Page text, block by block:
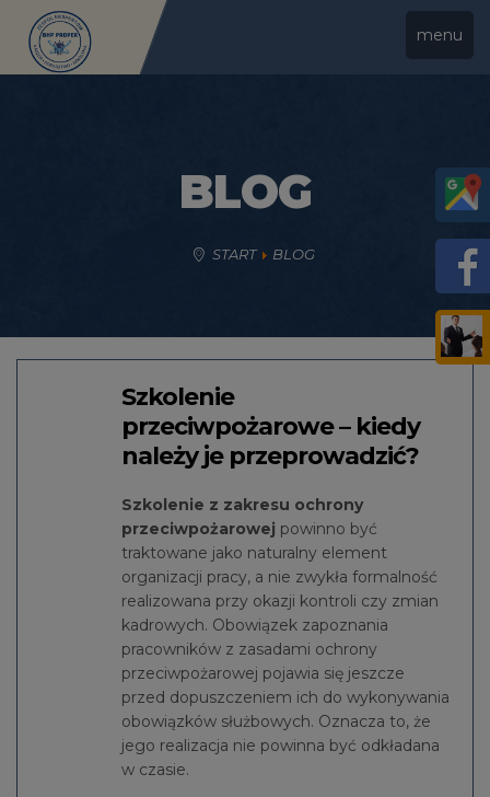
menu
BLOG
START BLOG
Szkolenie
przeciwpożarowe – kiedy
należy je przeprowadzić?
Szkolenie z zakresu ochrony
przeciwpożarowej powinno być
traktowane jako naturalny element
organizacji pracy, a nie zwykła formalność
realizowana przy okazji kontroli czy zmian
kadrowych. Obowiązek zapoznania
pracowników z zasadami ochrony
przeciwpożarowej pojawia się jeszcze
przed dopuszczeniem ich do wykonywania
obowiązków służbowych. Oznacza to, że
jego realizacja nie powinna być odkładana
w czasie.